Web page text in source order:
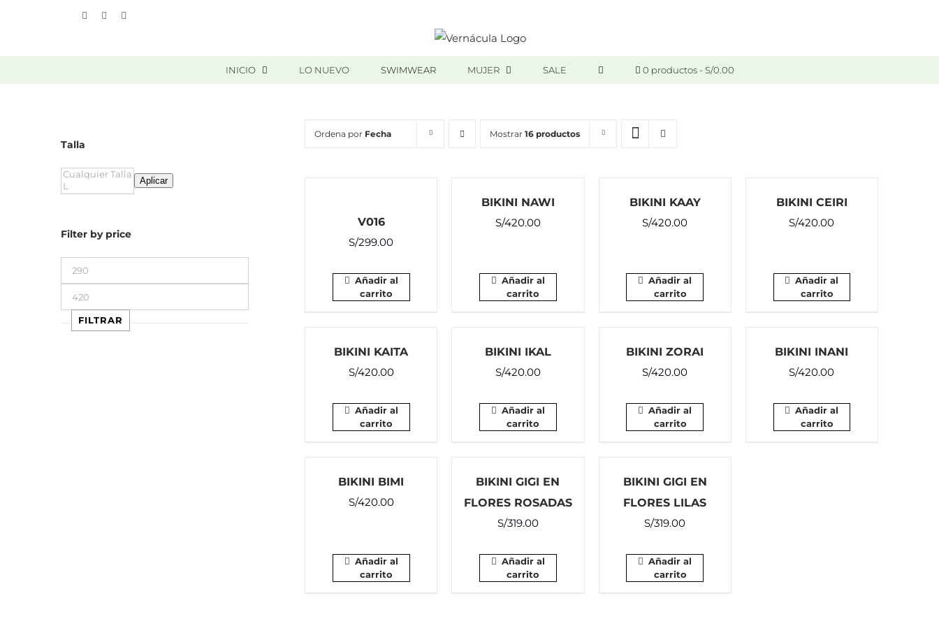
Vimeo Facebook
INICIO LO NUEVO SWIMWEAR MUJER SALE 0 productos S/0.00
Ordena por Fecha Mostrar16 productos
V016
S/299.00
Añadir al
carrito
BIKINI NAWI
S/420.00
Añadir al
carrito
BIKINI KAAY
S/420.00
Añadir al
carrito
BIKINI CEIRI
S/420.00
Añadir al
carrito
BIKINI KAITA
S/420.00
Añadir al
carrito
BIKINI IKAL
S/420.00
Añadir al
carrito
BIKINI ZORAI
S/420.00
Añadir al
carrito
BIKINI INANI
S/420.00
Añadir al
carrito
BIKINI BIMI
S/420.00
Añadir al
carrito
BIKINI GIGI EN
FLORES ROSADAS
S/319.00
Añadir al
carrito
BIKINI GIGI EN
FLORES LILAS
S/319.00
Añadir al
carrito
Talla
Aplicar
Filter by price
Precio
mínimo
Precio
máximo
FILTRAR